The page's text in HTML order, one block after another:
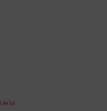
de la